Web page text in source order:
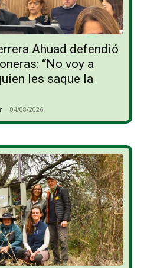
Ahuad defendió
“No voy a
les saque la
- 04/08/2026